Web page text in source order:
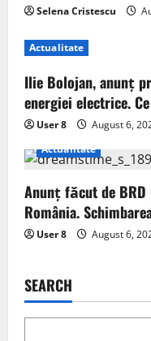
Selena Cristescu
Actualitate
Ilie Bolojan, anunț
energiei electrice.
User 8
August 6,
Actualitate
Anunț făcut de
România.
User 8 August 6,
SEARCH